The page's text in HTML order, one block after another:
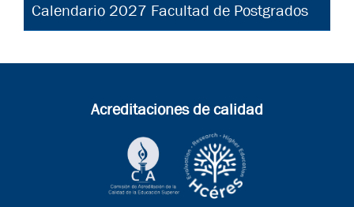
Calendario 2027 Facultad de Postgrados
Acreditaciones de calidad